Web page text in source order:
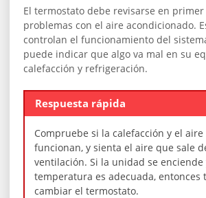
El termostato debe revisarse en
problemas con el aire acondicionado.
controlan el funcionamiento del
puede indicar que algo va mal en su
calefacción y refrigeración.
Respuesta rápida
Compruebe si la calefacción y el
funcionan, y sienta el aire que sale
ventilación. Si la unidad se enciende
temperatura es adecuada, entonces
cambiar el termostato.